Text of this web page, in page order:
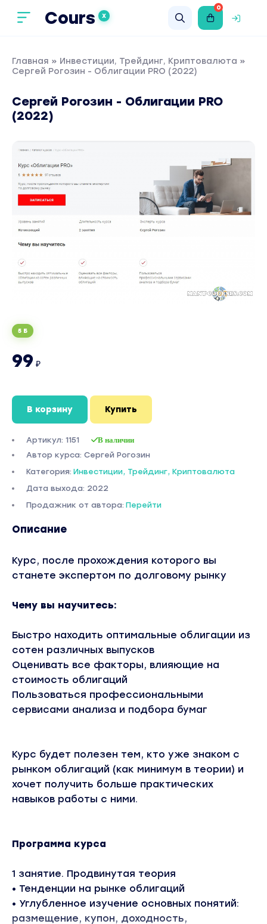
Cours X
0
Главная » Инвестиции, Трейдинг, Криптовалюта »
Сергей Рогозин - Облигации PRO (2022)
Сергей Рогозин - Облигации PRO
(2022)
5 Б
99 ₽
В корзину Купить
Артикул: 1151 В наличии
Автор курса: Сергей Рогозин
Категория: Инвестиции, Трейдинг, Криптовалюта
Дата выхода: 2022
Продажник от автора: Перейти
Описание
Курс, после прохождения которого вы
станете экспертом по долговому рынку
Чему вы научитесь:
Быстро находить оптимальные облигации из
сотен различных выпусков
Оценивать все факторы, влияющие на
стоимость облигаций
Пользоваться профессиональными
сервисами анализа и подбора бумаг
Курс будет полезен тем, кто уже знаком с
рынком облигаций (как минимум в теории) и
хочет получить больше практических
навыков работы с ними.
Программа курса
1 занятие. Продвинутая теория
• Тенденции на рынке облигаций
• Углубленное изучение основных понятий:
размещение, купон, доходность,